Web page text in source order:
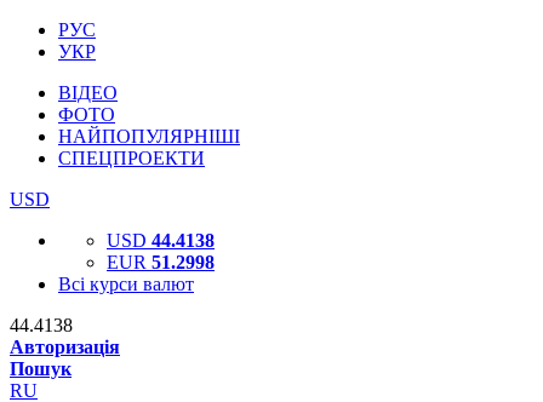
РУС
УКР
ВІДЕО
ФОТО
НАЙПОПУЛЯРНІШІ
СПЕЦПРОЕКТИ
USD
USD 44.4138
EUR 51.2998
Всі курси валют
44.4138
Авторизація
Пошук
RU